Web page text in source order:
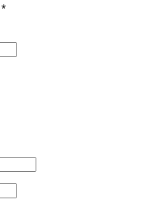
*Obligatoriskt